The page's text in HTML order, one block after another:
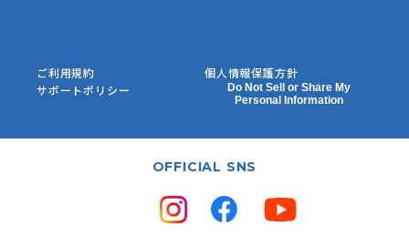
ご利用規約
個人情報保護方針
サポートポリシー
Do Not Sell or Share My
Personal Information
OFFICIAL SNS